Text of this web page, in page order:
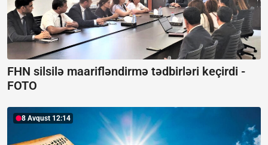
FHN silsilə maarifləndirmə tədbirləri keçirdi -
FOTO
8 Avqust 12:14